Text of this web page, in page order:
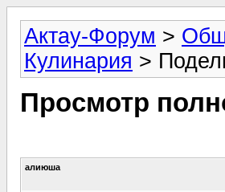
Актау-Форум >
Кулинария >
Просмотр
алиюша